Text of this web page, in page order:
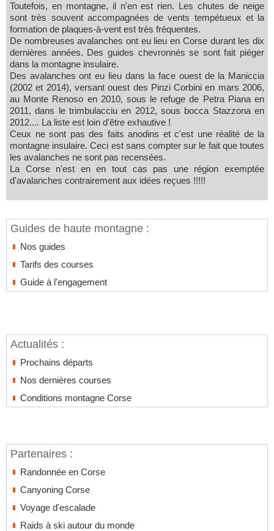
Guides de haute montagne :
Nos guides
Tarifs des courses
Guide à l'engagement
Actualités :
Prochains départs
Nos dernières courses
Conditions montagne Corse
Partenaires :
Randonnée en Corse
Canyoning Corse
Voyage d'escalade
Raids à ski autour du monde
Toutefois, en montagne, il n'en est rien. Les chutes de neige
sont très souvent accompagnées de vents tempétueux et la
formation de plaques-à-vent est très fréquentes.
De nombreuses avalanches ont eu lieu en Corse durant les dix
dernières années. Des guides chevronnés se sont fait piéger
dans la montagne insulaire.
Des avalanches ont eu lieu dans la face ouest de la Maniccia
(2002 et 2014), versant ouest des Pinzi Corbini en mars 2006,
au Monte Renoso en 2010, sous le refuge de Petra Piana en
2011, dans le trimbulacciu en 2012, sous bocca Stazzona en
2012.... La liste est loin d'être exhautive !
Ceux ne sont pas des faits anodins et c'est une réalité de la
montagne insulaire. Ceci est sans compter sur le fait que toutes
les avalanches ne sont pas recensées.
La Corse n'est en en tout cas pas une région exemptée
d'avalanches contrairement aux idées reçues !!!!!